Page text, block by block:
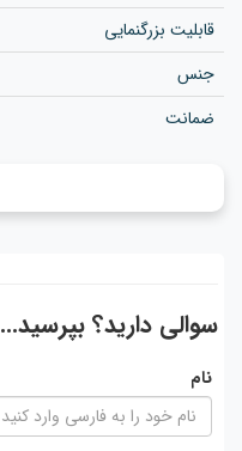
قابلیت بزرگنمایی
جنس
ضمانت
سوالی دارید؟ بپرسید...
نام